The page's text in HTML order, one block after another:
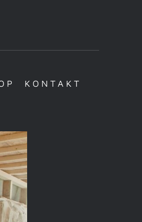
KONTAKT